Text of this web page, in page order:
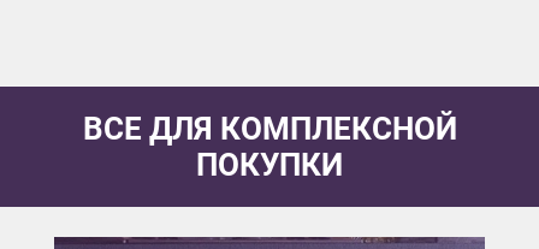
ВСЕ ДЛЯ КОМПЛЕКСНОЙ
ПОКУПКИ